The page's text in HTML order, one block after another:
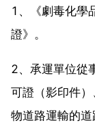
1、《劇毒化學
證》。
2、承運單位從
可證（影印件
物道路運輸的